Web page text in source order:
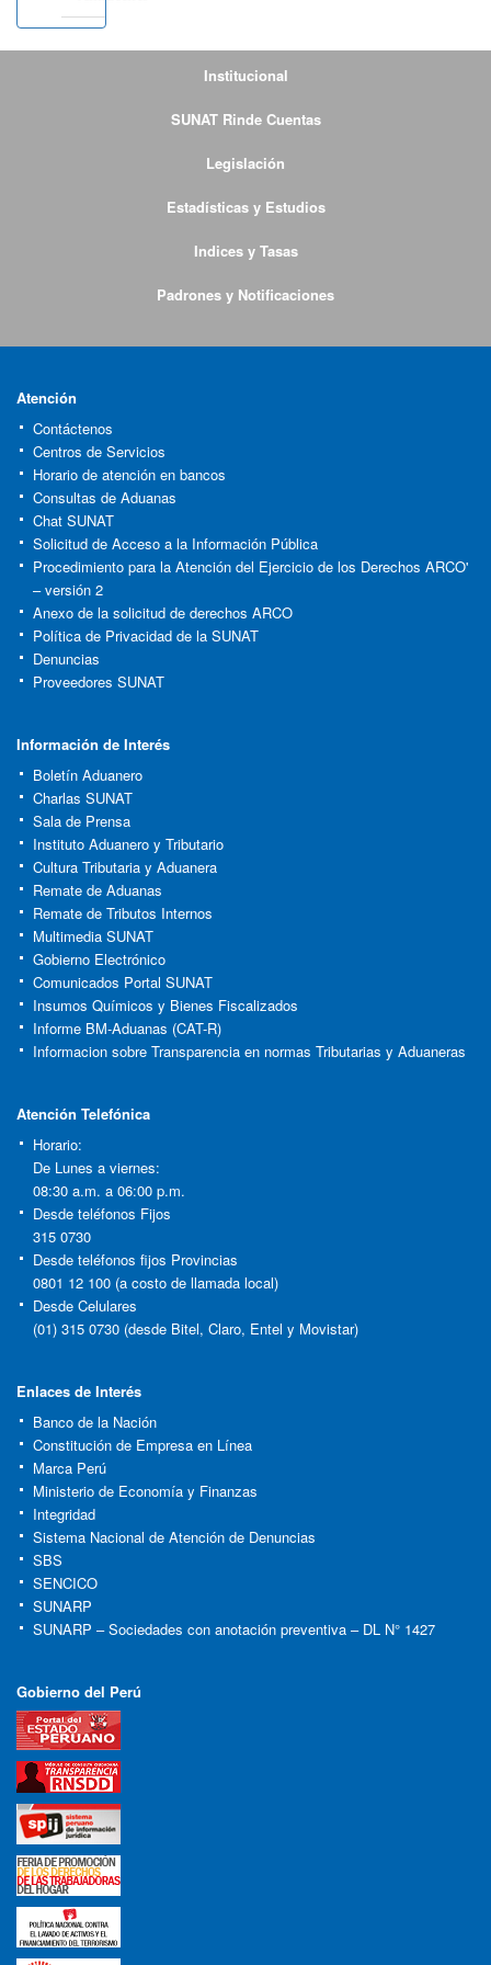
Institucional
SUNAT Rinde Cuentas
Legislación
Estadísticas y Estudios
Indices y Tasas
Padrones y Notificaciones
Atención
Contáctenos
Centros de Servicios
Horario de atención en bancos
Consultas de Aduanas
Chat SUNAT
Solicitud de Acceso a la Información Pública
Procedimiento para la Atención del Ejercicio de los Derechos ARCO'
– versión 2
Anexo de la solicitud de derechos ARCO
Política de Privacidad de la SUNAT
Denuncias
Proveedores SUNAT
Información de Interés
Boletín Aduanero
Charlas SUNAT
Sala de Prensa
Instituto Aduanero y Tributario
Cultura Tributaria y Aduanera
Remate de Aduanas
Remate de Tributos Internos
Multimedia SUNAT
Gobierno Electrónico
Comunicados Portal SUNAT
Insumos Químicos y Bienes Fiscalizados
Informe BM-Aduanas (CAT-R)
Informacion sobre Transparencia en normas Tributarias y Aduaneras
Atención Telefónica
Horario:
De Lunes a viernes:
08:30 a.m. a 06:00 p.m.
Desde teléfonos Fijos
315 0730
Desde teléfonos fijos Provincias
0801 12 100 (a costo de llamada local)
Desde Celulares
(01) 315 0730 (desde Bitel, Claro, Entel y Movistar)
Enlaces de Interés
Banco de la Nación
Constitución de Empresa en Línea
Marca Perú
Ministerio de Economía y Finanzas
Integridad
Sistema Nacional de Atención de Denuncias
SBS
SENCICO
SUNARP
SUNARP – Sociedades con anotación preventiva – DL N° 1427
Gobierno del Perú